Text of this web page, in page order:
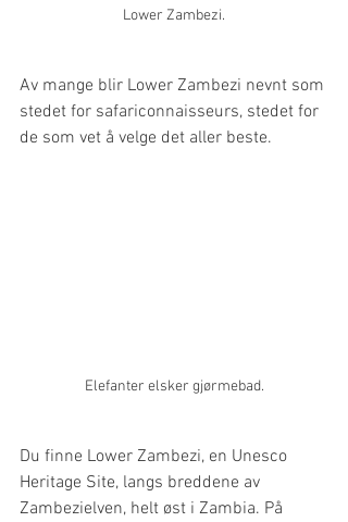
Lower Zambezi.
Av mange blir Lower Zambezi nevnt som
stedet for safariconnaisseurs, stedet for
de som vet å velge det aller beste.
Elefanter elsker gjørmebad.
Du finne Lower Zambezi, en Unesco
Heritage Site, langs breddene av
Zambezielven, helt øst i Zambia. På